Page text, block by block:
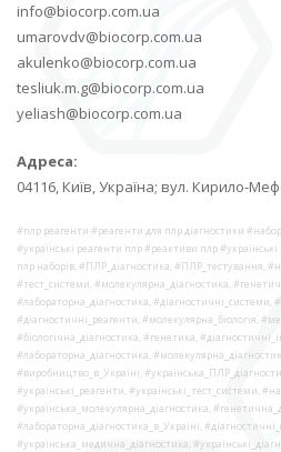
info@biocorp.com.ua
umarovdv@biocorp.com.ua
akulenko@biocorp.com.ua
tesliuk.m.g@biocorp.com.ua
yeliash@biocorp.com.ua
Адреса:
04116, Київ, Україна; вул. Кирило-
#плр реагенти #реагенти для плр діагностики
#українські реагенти плр #реактиви плр
плр наборів, #ПЛР_діагностика, #ПЛР_тестування,
#тест_системи, #молекулярна_діагностика,
#лабораторна_діагностика, #діагностичні_системи,
#діагностичні_реагенти, #молекулярна_біологія,
#біологічна_діагностика, #генетика,
#лабораторна_діагностика,
#виробництво_в_Україні,
#українські_реагенти, #українські_тест_системи,
#українська_молекулярна_діагностика,
#лабораторна_діагностика_в_Україні,
#українська_медична_діагностика,